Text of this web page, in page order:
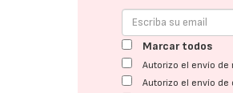
Marcar todos
Autorizo el envío
Autorizo el envío de